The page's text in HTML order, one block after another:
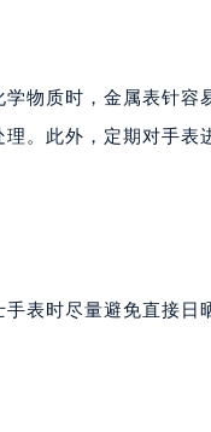
物质时，金属表针容
。此外，定期对手表
表时尽量避免直接日